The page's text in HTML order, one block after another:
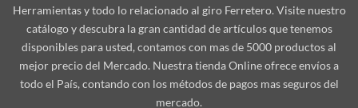
Herramientas y todo lo relacionado al giro Ferretero. Visite nuestro
catálogo y descubra la gran cantidad de artículos que tenemos
disponibles para usted, contamos con mas de 5000 productos al
mejor precio del Mercado. Nuestra tienda Online ofrece envíos a
todo el País, contando con los métodos de pagos mas seguros del
mercado.